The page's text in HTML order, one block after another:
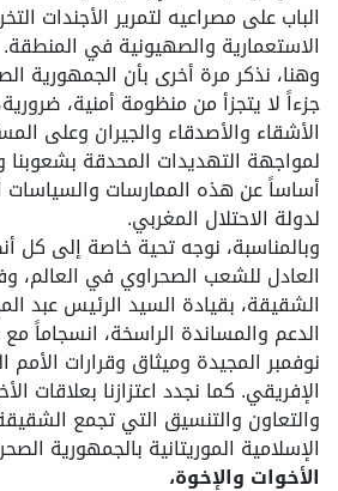
الباب على مصراعيه لتمرير الأجندات
الاستعمارية والصهيونية في المنطقة.
وهنا، نذكر مرة أخرى بأن الجمهورية
جزءاً لا يتجزأ من منظومة أمنية،
الأشقاء والأصدقاء والجيران وعلى
لمواجهة التهديدات المحدقة بشعوبنا
أساساً عن هذه الممارسات والسياسات
لدولة الاحتلال المغربي.
وبالمناسبة، نوجه تحية خاصة إلى كل
العادل للشعب الصحراوي في العالم،
الشقيقة، بقيادة السيد الرئيس عبد
الدعم والمساندة الراسخة، انسجاماً
نوفمبر المجيدة وميثاق وقرارات الأمم
الإفريقي. كما نجدد اعتزازنا بعلاقات
والتعاون والتنسيق التي تجمع
الإسلامية الموريتانية بالجمهورية
الأخوات والإخوة،